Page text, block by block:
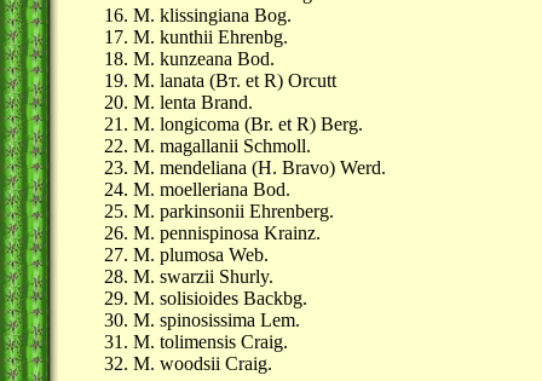
M. klissingiana Bog.
M. kunthii Ehrenbg.
M. kunzeana Bod.
M. lanata (Вт. et R) Orcutt
M. lenta Brand.
M. longicoma (Br. et R) Berg.
M. magallanii Schmoll.
M. mendeliana (H. Bravo) Werd.
M. moelleriana Bod.
M. parkinsonii Ehrenberg.
M. pennispinosa Krainz.
M. plumosa Web.
M. swarzii Shurly.
M. solisioides Backbg.
M. spinosissima Lem.
M. tolimensis Craig.
M. woodsii Craig.